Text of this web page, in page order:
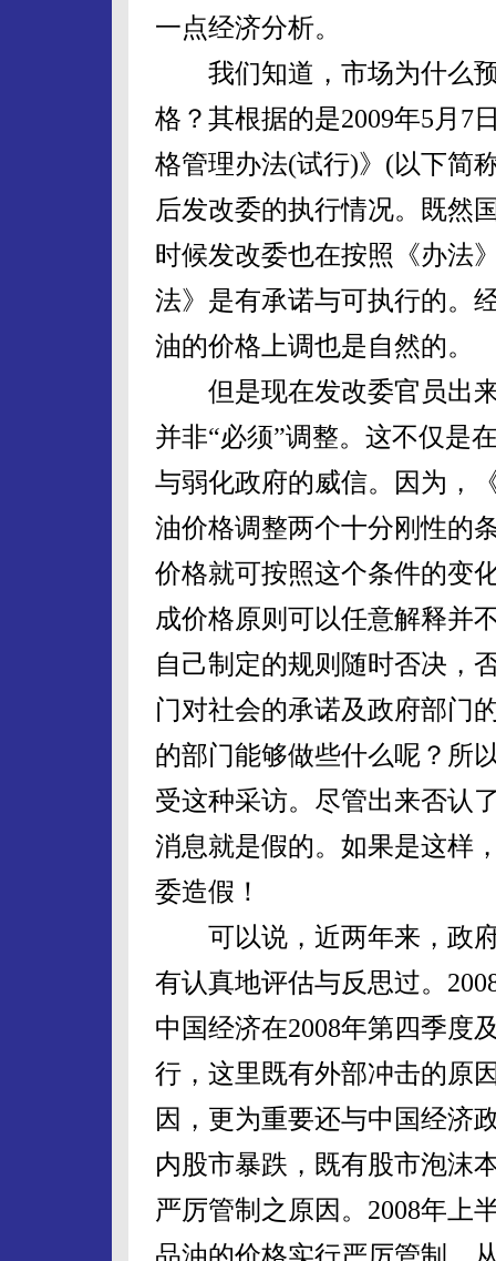
一点经济分析。
我们知道，市场为什么预
格？其根据的是2009年5月7
格管理办法(试行)》(以下简
后发改委的执行情况。既然
时候发改委也在按照《办法
法》是有承诺与可执行的。
油的价格上调也是自然的。
但是现在发改委官员出来
并非“必须”调整。这不仅是
与弱化政府的威信。因为，
油价格调整两个十分刚性的
价格就可按照这个条件的变
成价格原则可以任意解释并
自己制定的规则随时否决，
门对社会的承诺及政府部门
的部门能够做些什么呢？所
受这种采访。尽管出来否认
消息就是假的。如果是这样
委造假！
可以说，近两年来，政府
有认真地评估与反思过。
中国经济在2008年第四季度
行，这里既有外部冲击的原
因，更为重要还与中国经济
内股市暴跌，既有股市泡沫
严厉管制之原因。2008年上
品油的价格实行严厉管制，